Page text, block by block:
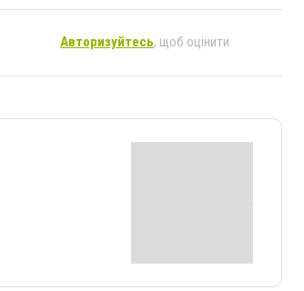
Авторизуйтесь, щоб оцінити